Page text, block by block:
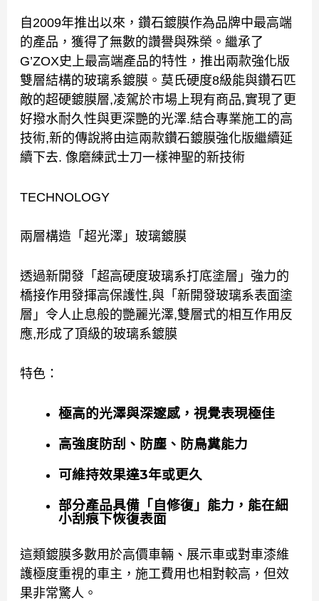
自2009年推出以來，鑽石鍍膜作為品牌中最高端
的產品，獲得了無數的讚譽與殊榮。繼承了
G’ZOX史上最高端產品的特性，推出兩款強化版
雙層結構的玻璃系鍍膜。莫氏硬度8級能與鑽石匹
敵的超硬鍍膜層,凌駕於市場上現有商品,實現了更
好撥水耐久性與更深艷的光澤.結合專業施工的高
技術,新的傳說將由這兩款鑽石鍍膜強化版繼續延
續下去. 像磨練武士刀一樣神聖的新技術
TECHNOLOGY
兩層構造「超光澤」玻璃鍍膜
透過新開發「超高硬度玻璃系打底塗層」強力的
橋接作用發揮高保護性,與「新開發玻璃系表面塗
層」令人止息般的艷麗光澤,雙層式的相互作用反
應,形成了頂級的玻璃系鍍膜
特色：
極高的光澤與深邃感，視覺表現極佳
高強度防刮、防塵、防鳥糞能力
可維持效果達3年或更久
部分產品具備「自修復」能力，能在細
小刮痕下恢復表面
這類鍍膜多數用於高價車輛、展示車或對車漆維
護極度重視的車主，施工費用也相對較高，但效
果非常驚人。